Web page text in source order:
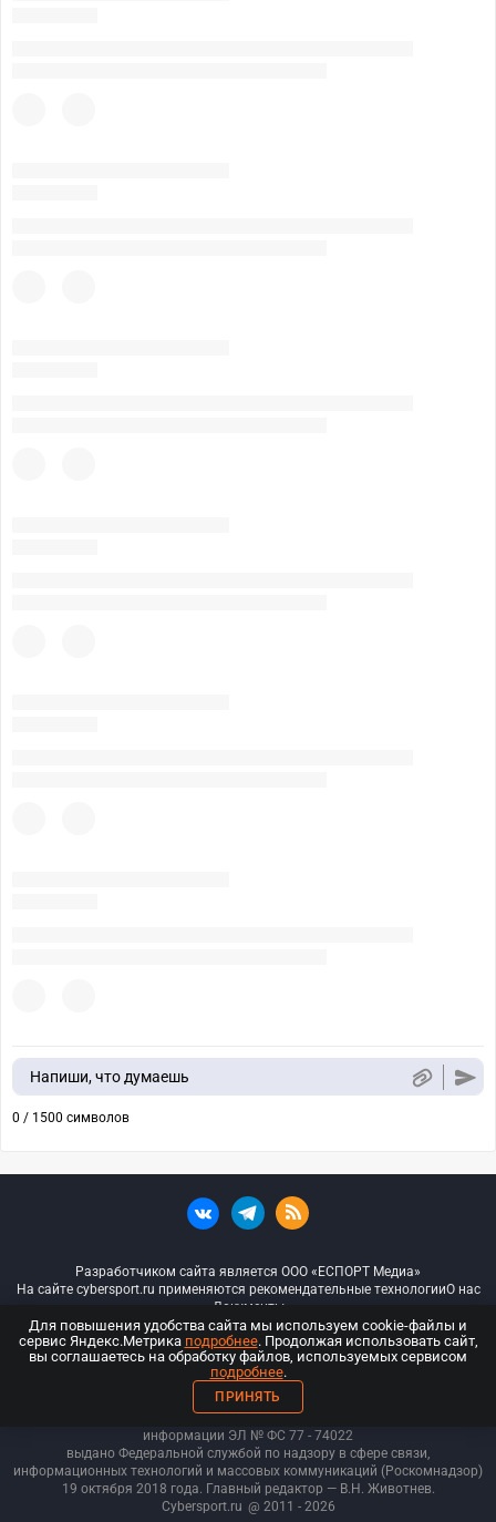
Напиши, что думаешь
0 / 1500 символов
Разработчиком сайта является ООО «ЕСПОРТ Медиа»
На сайте cybersport.ru применяются рекомендательные технологииО нас
Документы
© ООО «Киберспорт.ру» — Все права защищены
18+
ООО «Киберспорт.ру». Свидетельство о регистрации средств массовой
информации ЭЛ № ФС 77 - 74022
выдано Федеральной службой по надзору в сфере связи,
информационных технологий и массовых коммуникаций (Роскомнадзор)
19 октября 2018 года. Главный редактор — В.Н. Животнев.
Cybersport.ru @ 2011 - 2026
Для повышения удобства сайта мы используем cookie-файлы и
сервис Яндекс.Метрика подробнее. Продолжая использовать сайт,
вы соглашаетесь на обработку файлов, используемых сервисом
подробнее.
ПРИНЯТЬ